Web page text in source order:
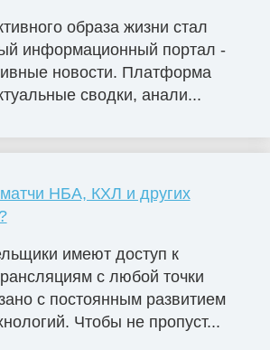
образа жизни стал
информационный портал -
новости. Платформа
сводки, анали...
НБА, КХЛ и других
имеют доступ к
с любой точки
с постоянным развитием
Чтобы не пропуст...